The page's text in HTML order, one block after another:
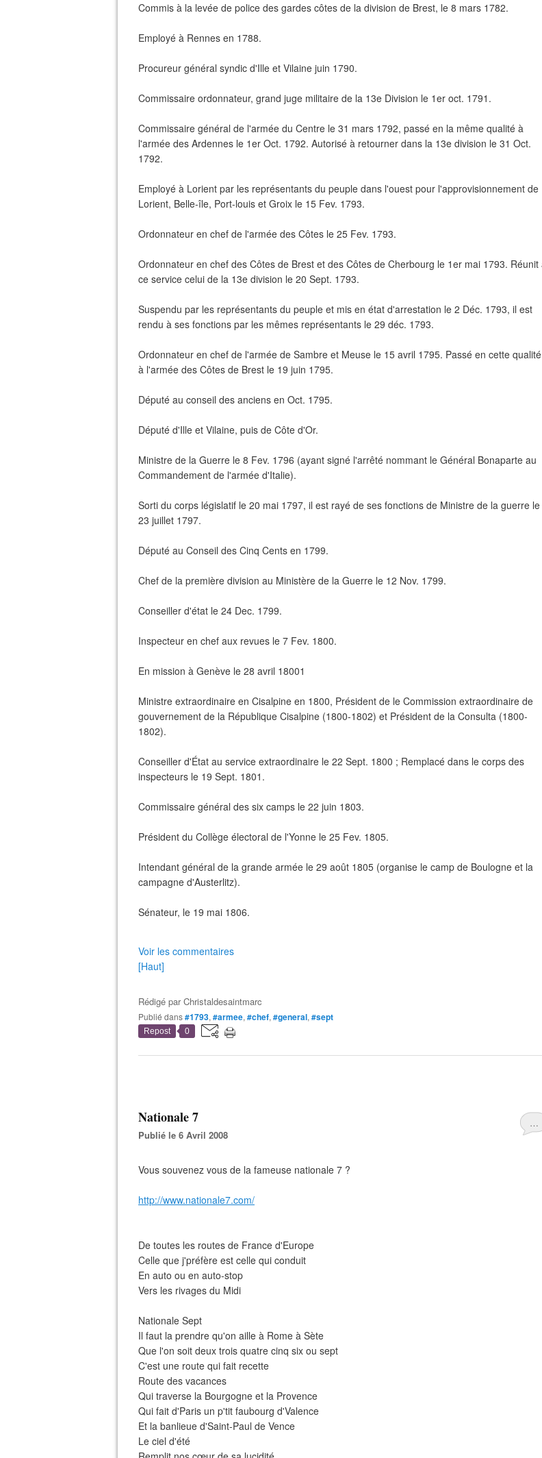
Commis à la levée de police des gardes côtes de la division de Brest, le 8 mars 1782.
Employé à Rennes en 1788.
Procureur général syndic d'Ille et Vilaine juin 1790.
Commissaire ordonnateur, grand juge militaire de la 13e Division le 1er oct. 1791.
Commissaire général de l'armée du Centre le 31 mars 1792, passé en la même qualité à
l'armée des Ardennes le 1er Oct. 1792. Autorisé à retourner dans la 13e division le 31 Oct.
1792.
Employé à Lorient par les représentants du peuple dans l'ouest pour l'approvisionnement de
Lorient, Belle-île, Port-louis et Groix le 15 Fev. 1793.
Ordonnateur en chef de l'armée des Côtes le 25 Fev. 1793.
Ordonnateur en chef des Côtes de Brest et des Côtes de Cherbourg le 1er mai 1793. Réunit
ce service celui de la 13e division le 20 Sept. 1793.
Suspendu par les représentants du peuple et mis en état d'arrestation le 2 Déc. 1793, il est
rendu à ses fonctions par les mêmes représentants le 29 déc. 1793.
Ordonnateur en chef de l'armée de Sambre et Meuse le 15 avril 1795. Passé en cette qualité
à l'armée des Côtes de Brest le 19 juin 1795.
Député au conseil des anciens en Oct. 1795.
Député d'Ille et Vilaine, puis de Côte d'Or.
Ministre de la Guerre le 8 Fev. 1796 (ayant signé l'arrêté nommant le Général Bonaparte au
Commandement de l'armée d'Italie).
Sorti du corps législatif le 20 mai 1797, il est rayé de ses fonctions de Ministre de la guerre le
23 juillet 1797.
Député au Conseil des Cinq Cents en 1799.
Chef de la première division au Ministère de la Guerre le 12 Nov. 1799.
Conseiller d'état le 24 Dec. 1799.
Inspecteur en chef aux revues le 7 Fev. 1800.
En mission à Genève le 28 avril 18001
Ministre extraordinaire en Cisalpine en 1800, Président de le Commission extraordinaire de
gouvernement de la République Cisalpine (1800-1802) et Président de la Consulta (1800-
1802).
Conseiller d'État au service extraordinaire le 22 Sept. 1800 ; Remplacé dans le corps des
inspecteurs le 19 Sept. 1801.
Commissaire général des six camps le 22 juin 1803.
Président du Collège électoral de l'Yonne le 25 Fev. 1805.
Intendant général de la grande armée le 29 août 1805 (organise le camp de Boulogne et la
campagne d'Austerlitz).
Sénateur, le 19 mai 1806.
Voir les commentaires
[Haut]
Rédigé parChristaldesaintmarc
Publié dans#1793, #armee, #chef, #general, #sept
Repost 0
…
Nationale 7
Publié le 6 Avril 2008
Vous souvenez vous de la fameuse nationale 7 ?
http://www.nationale7.com/
De toutes les routes de France d'Europe
Celle que j'préfère est celle qui conduit
En auto ou en auto-stop
Vers les rivages du Midi
Nationale Sept
Il faut la prendre qu'on aille à Rome à Sète
Que l'on soit deux trois quatre cinq six ou sept
C'est une route qui fait recette
Route des vacances
Qui traverse la Bourgogne et la Provence
Qui fait d'Paris un p'tit faubourg d'Valence
Et la banlieue d'Saint-Paul de Vence
Le ciel d'été